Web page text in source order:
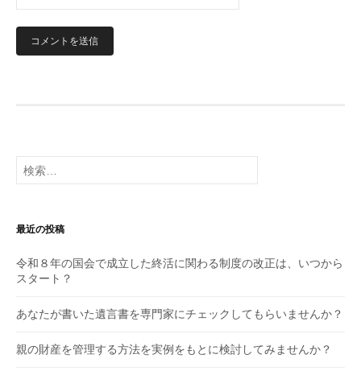
検
索:
最近の投稿
令和８年の国会で成立した終活に関わる制度の改正は、いつから
スタート？
あなたが書いた遺言書を専門家にチェックしてもらいませんか？
親の財産を管理する方法を実例をもとに検討してみませんか？